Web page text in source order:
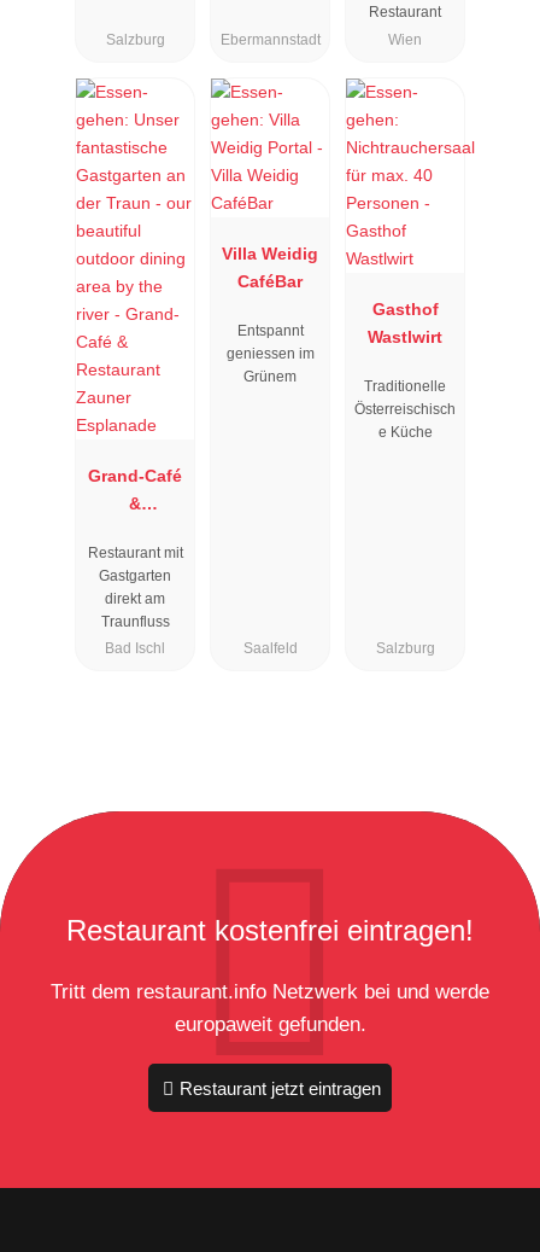
Salzburg Ebermannstadt
Restaurant
Wien
Grand-Café
&
Zauner
Esplanade
Restaurant mit
Gastgarten
direkt am
Traunfluss
Bad Ischl
Villa Weidig
CaféBar
Entspannt
geniessen im
Grünem
Saalfeld
Gasthof
Wastlwirt
Traditionelle
Österreischisch
e Küche
Salzburg
Restaurant kostenfrei eintragen!
Tritt dem restaurant.info Netzwerk bei und werde
europaweit gefunden.
Restaurant jetzt eintragen